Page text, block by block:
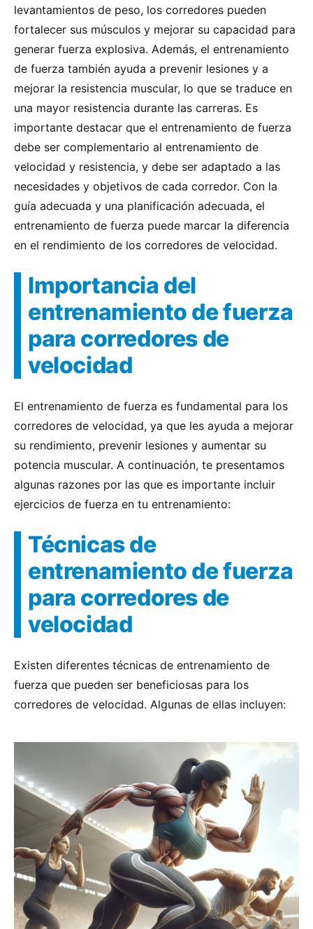
levantamientos de peso, los corredores pueden
fortalecer sus músculos y mejorar su capacidad para
generar fuerza explosiva. Además, el entrenamiento
de fuerza también ayuda a prevenir lesiones y a
mejorar la resistencia muscular, lo que se traduce en
una mayor resistencia durante las carreras. Es
importante destacar que el entrenamiento de fuerza
debe ser complementario al entrenamiento de
velocidad y resistencia, y debe ser adaptado a las
necesidades y objetivos de cada corredor. Con la
guía adecuada y una planificación adecuada, el
entrenamiento de fuerza puede marcar la diferencia
en el rendimiento de los corredores de velocidad.
Importancia del
entrenamiento de fuerza
para corredores de
velocidad
El entrenamiento de fuerza es fundamental para los
corredores de velocidad, ya que les ayuda a mejorar
su rendimiento, prevenir lesiones y aumentar su
potencia muscular. A continuación, te presentamos
algunas razones por las que es importante incluir
ejercicios de fuerza en tu entrenamiento:
Técnicas de
entrenamiento de fuerza
para corredores de
velocidad
Existen diferentes técnicas de entrenamiento de
fuerza que pueden ser beneficiosas para los
corredores de velocidad. Algunas de ellas incluyen: